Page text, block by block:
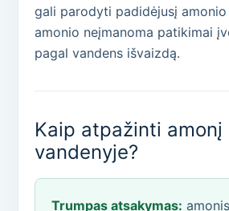
gali parodyti padidėjusį
amonio neįmanoma patikimai
pagal vandens išvaizdą.
Kaip atpažinti amonį
vandenyje?
Trumpas atsakymas: